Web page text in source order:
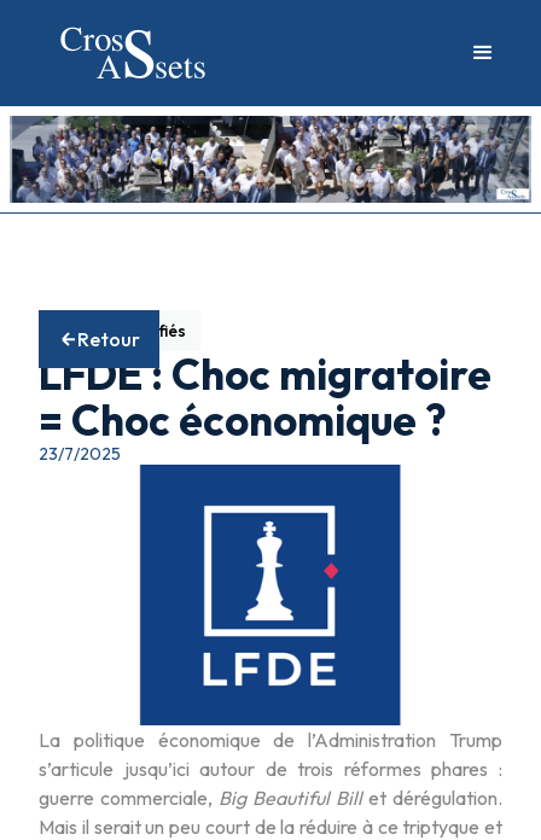
Retour
Fonds diversifiés
LFDE : Choc migratoire
= Choc économique ?
23/7/2025
La politique économique de l’Administration Trump
s’articule jusqu’ici autour de trois réformes phares :
guerre commerciale, Big Beautiful Billet dérégulation.
Mais il serait un peu court de la réduire à ce triptyque et